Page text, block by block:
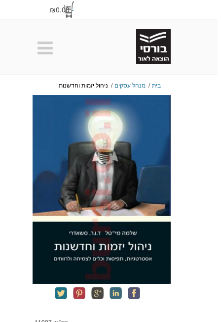
₪0.00
בית / מנהל עסקים / ניהול יזמות וחדשנות